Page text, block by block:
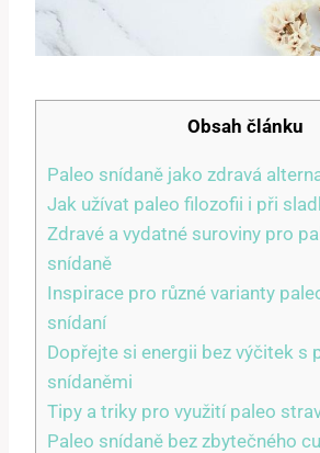
Obsah článku
Paleo snídaně jako zdravá
Jak užívat paleo filozofii i při
Zdravé a vydatné suroviny pro
snídaně
Inspirace pro různé varianty
snídaní
Dopřejte si energii bez výčitek s
snídaněmi
Tipy a triky pro využití paleo
Paleo snídaně bez zbytečného